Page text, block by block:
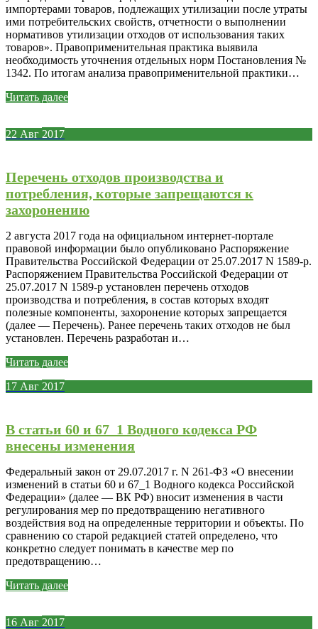
импортерами товаров, подлежащих утилизации после утраты
ими потребительских свойств, отчетности о выполнении
нормативов утилизации отходов от использования таких
товаров». Правоприменительная практика выявила
необходимость уточнения отдельных норм Постановления №
1342. По итогам анализа правоприменительной практики…
Читать далее
22 Авг 2017
Перечень отходов производства и
потребления, которые запрещаются к
захоронению
2 августа 2017 года на официальном интернет-портале
правовой информации было опубликовано Распоряжение
Правительства Российской Федерации от 25.07.2017 N 1589-р.
Распоряжением Правительства Российской Федерации от
25.07.2017 N 1589-р установлен перечень отходов
производства и потребления, в состав которых входят
полезные компоненты, захоронение которых запрещается
(далее — Перечень). Ранее перечень таких отходов не был
установлен. Перечень разработан и…
Читать далее
17 Авг 2017
В статьи 60 и 67_1 Водного кодекса РФ
внесены изменения
Федеральный закон от 29.07.2017 г. N 261-ФЗ «О внесении
изменений в статьи 60 и 67_1 Водного кодекса Российской
Федерации» (далее — ВК РФ) вносит изменения в части
регулирования мер по предотвращению негативного
воздействия вод на определенные территории и объекты. По
сравнению со старой редакцией статей определено, что
конкретно следует понимать в качестве мер по
предотвращению…
Читать далее
16 Авг 2017